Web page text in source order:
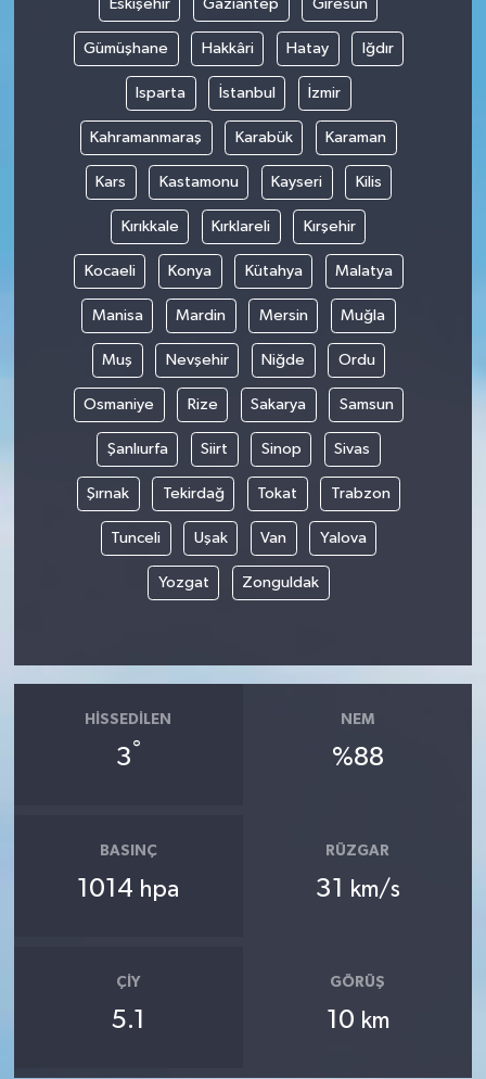
Eskişehir Gaziantep Giresun
Gümüşhane Hakkâri Hatay Iğdır
Isparta İstanbul İzmir
Kahramanmaraş Karabük Karaman
Kars Kastamonu Kayseri Kilis
Kırıkkale Kırklareli Kırşehir
Kocaeli Konya Kütahya Malatya
Manisa Mardin Mersin Muğla
Muş Nevşehir Niğde Ordu
Osmaniye Rize Sakarya Samsun
Şanlıurfa Siirt Sinop Sivas
Şırnak Tekirdağ Tokat Trabzon
Tunceli Uşak Van Yalova
Yozgat Zonguldak
HISSEDILEN
3°
NEM
%88
BASINÇ
1014 hpa
RÜZGAR
31 km/s
ÇIY
5.1
GÖRÜŞ
10 km